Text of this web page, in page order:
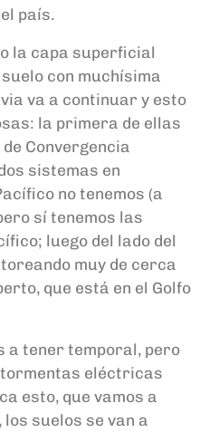
país.
la capa superficial
con muchísima
va a continuar y esto
la primera de ellas
Convergencia
sistemas en
no tenemos (a
sí tenemos las
luego del lado del
muy de cerca
que está en el Golfo
a tener temporal, pero
eléctricas
esto, que vamos a
suelos se van a